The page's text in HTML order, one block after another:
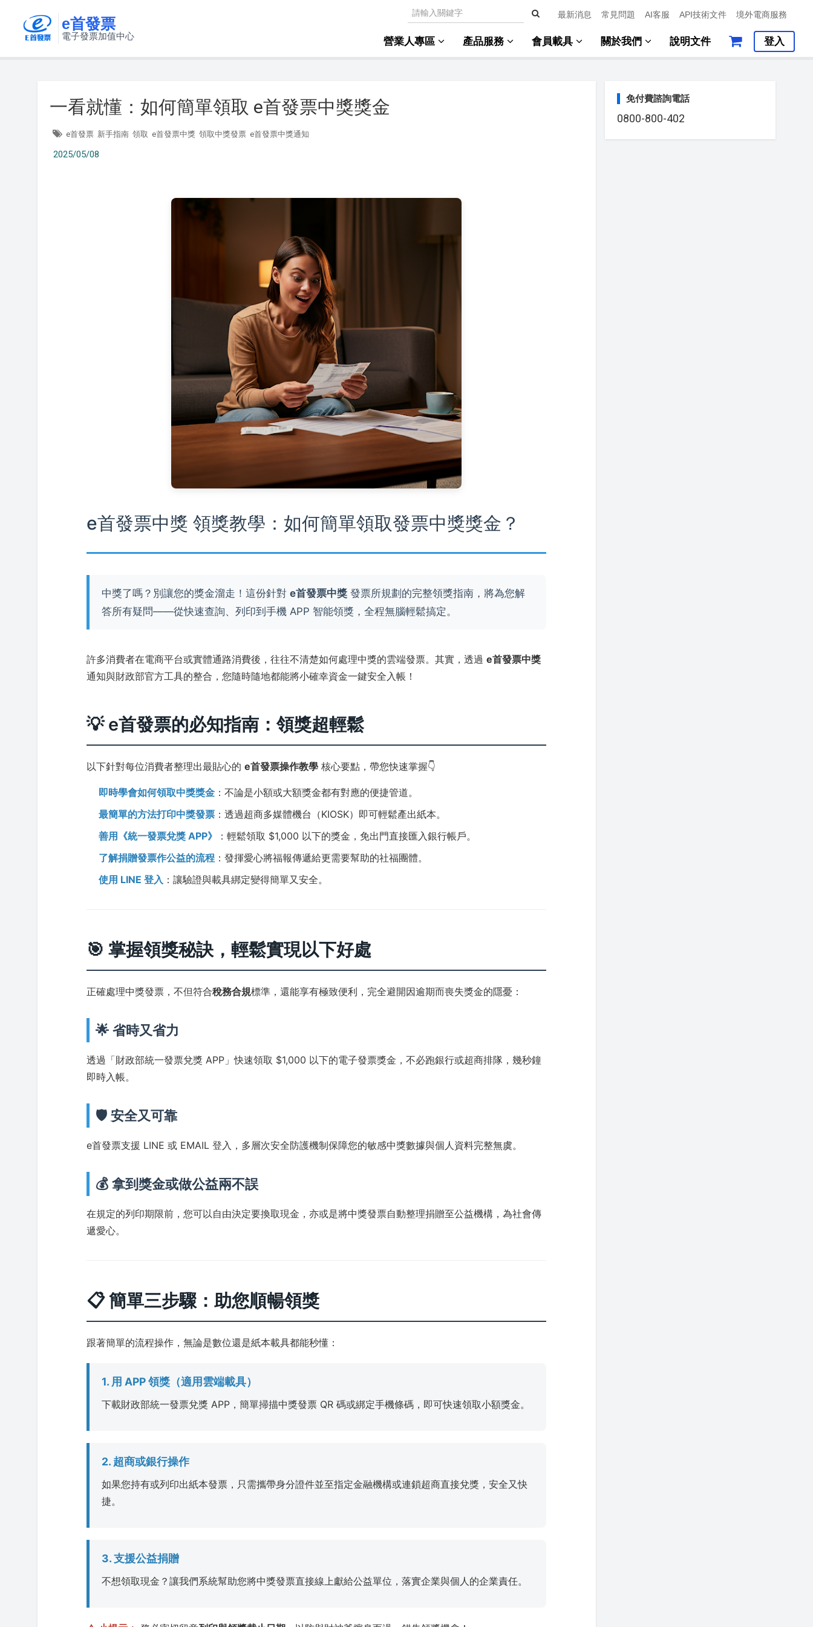
e首發票
電子發票加值中心
最新消息 常見問題 AI客服 API技術文件 境外電商服務
營業人專區 產品服務 會員載具 關於我們 說明文件 登入
一看就懂：如何簡單領取 e首發票中獎獎金
e首發票 新手指南 領取 e首發票中獎 領取中獎發票 e首發票中獎通知
2025/05/08
e首發票中獎 領獎教學：如何簡單領取發票中獎獎金？
中獎了嗎？別讓您的獎金溜走！這份針對e首發票中獎 發票所規劃的完整領獎指南，將為您解
答所有疑問——從快速查詢、列印到手機 APP 智能領獎，全程無腦輕鬆搞定。
許多消費者在電商平台或實體通路消費後，往往不清楚如何處理中獎的雲端發票。其實，透過e首發票中獎
通知與財政部官方工具的整合，您隨時隨地都能將小確幸資金一鍵安全入帳！
💡 e首發票的必知指南：領獎超輕鬆
以下針對每位消費者整理出最貼心的e首發票操作教學 核心要點，帶您快速掌握👇
即時學會如何領取中獎獎金 ：不論是小額或大額獎金都有對應的便捷管道。
最簡單的方法打印中獎發票 ：透過超商多媒體機台（KIOSK）即可輕鬆產出紙本。
善用《統一發票兌獎 APP》
：輕鬆領取 $1,000 以下的獎金，免出門直接匯入銀行帳戶。
了解捐贈發票作公益的流程 ：發揮愛心將福報傳遞給更需要幫助的社福團體。
使用 LINE 登入 ：讓驗證與載具綁定變得簡單又安全。
🎯 掌握領獎秘訣，輕鬆實現以下好處
正確處理中獎發票，不但符合稅務合規標準，還能享有極致便利，完全避開因逾期而喪失獎金的隱憂：
🌟 省時又省力
透過「財政部統一發票兌獎 APP」快速領取 $1,000 以下的電子發票獎金，不必跑銀行或超商排隊，幾秒鐘
即時入帳。
🛡️ 安全又可靠
e首發票支援 LINE 或 EMAIL 登入，多層次安全防護機制保障您的敏感中獎數據與個人資料完整無虞。
💰 拿到獎金或做公益兩不誤
在規定的列印期限前，您可以自由決定要換取現金，亦或是將中獎發票自動整理捐贈至公益機構，為社會傳
遞愛心。
📋 簡單三步驟：助您順暢領獎
跟著簡單的流程操作，無論是數位還是紙本載具都能秒懂：
1. 用 APP 領獎（適用雲端載具）
下載財政部統一發票兌獎 APP，簡單掃描中獎發票 QR 碼或綁定手機條碼，即可快速領取小額獎金。
2. 超商或銀行操作
如果您持有或列印出紙本發票，只需攜帶身分證件並至指定金融機構或連鎖超商直接兌獎，安全又快
捷。
3. 支援公益捐贈
不想領取現金？讓我們系統幫助您將中獎發票直接線上獻給公益單位，落實企業與個人的企業責任。
免付費諮詢電話
0800-800-402